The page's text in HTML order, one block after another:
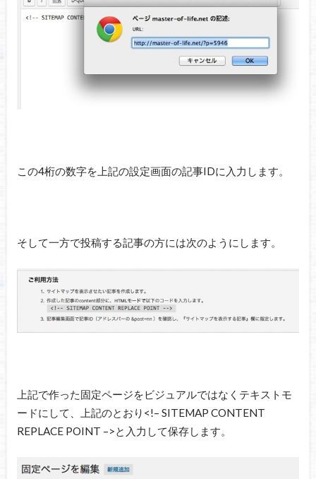
この4桁の数字を上記の設定画面の記事IDに入力します。
そして一方で投稿する記事の方には次のようにします。
上記で作った固定ページをビジュアルではなくテキストモ
ードにして、上記のとおり<!– SITEMAP CONTENT
REPLACE POINT –>と入力して保存します。